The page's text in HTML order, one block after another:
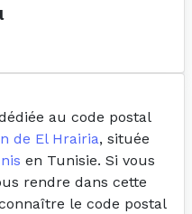
au code postal
de El Hrairia, située
en Tunisie. Si vous
rendre dans cette
le code postal